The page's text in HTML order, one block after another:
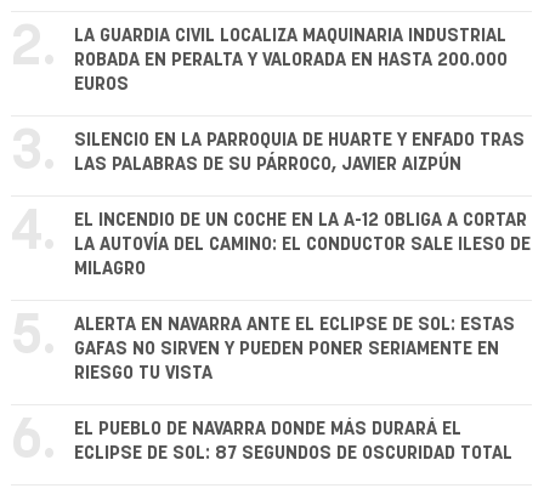
2.
LA GUARDIA CIVIL LOCALIZA MAQUINARIA INDUSTRIAL
ROBADA EN PERALTA Y VALORADA EN HASTA 200.000
EUROS
3.
SILENCIO EN LA PARROQUIA DE HUARTE Y ENFADO TRAS
LAS PALABRAS DE SU PÁRROCO, JAVIER AIZPÚN
4.
EL INCENDIO DE UN COCHE EN LA A-12 OBLIGA A CORTAR
LA AUTOVÍA DEL CAMINO: EL CONDUCTOR SALE ILESO DE
MILAGRO
5.
ALERTA EN NAVARRA ANTE EL ECLIPSE DE SOL: ESTAS
GAFAS NO SIRVEN Y PUEDEN PONER SERIAMENTE EN
RIESGO TU VISTA
6.
EL PUEBLO DE NAVARRA DONDE MÁS DURARÁ EL
ECLIPSE DE SOL: 87 SEGUNDOS DE OSCURIDAD TOTAL